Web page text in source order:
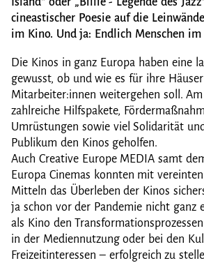
cineastischer Poesie auf die
im Kino. Und ja: Endlich Menschen im
Die Kinos in ganz Europa haben eine
gewusst, ob und wie es für ihre
Mitarbeiter:innen weitergehen soll. Am
zahlreiche Hilfspakete,
Umrüstungen sowie viel Solidarität
Publikum den Kinos geholfen.
Auch Creative Europe MEDIA samt
Europa Cinemas konnten mit
Mitteln das Überleben der Kinos
ja schon vor der Pandemie nicht ganz
als Kino den
in der Mediennutzung oder bei den
Freizeitinteressen – erfolgreich zu